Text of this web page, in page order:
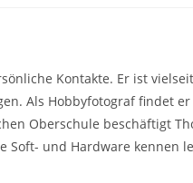
Kontakte. Er ist
Als Hobbyfotograf findet
Oberschule beschäftigt
Soft- und Hardware kennen